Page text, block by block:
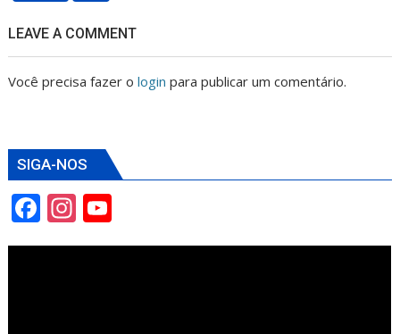
LEAVE A COMMENT
Você precisa fazer ologin para publicar um comentário.
SIGA-NOS
F
ac
In
st o